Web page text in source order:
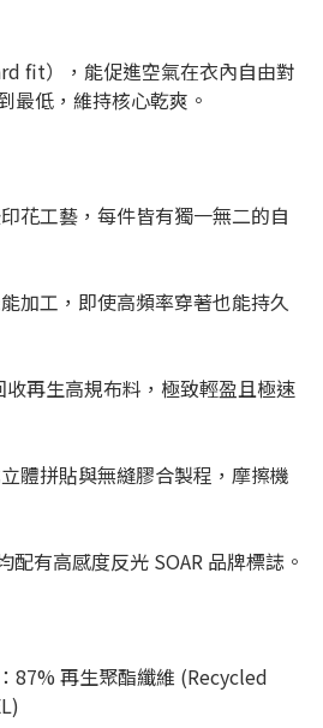
fit），能促進空氣在衣內自由對
最低，維持核心乾爽。
花工藝，每件皆有獨一無二的自
加工，即使高頻率穿著也能持久
再生高規布料，極致輕盈且極速
體拼貼與無縫膠合製程，摩擦機
有高感度反光 SOAR 品牌標誌。
87% 再生聚酯纖維 (Recycled